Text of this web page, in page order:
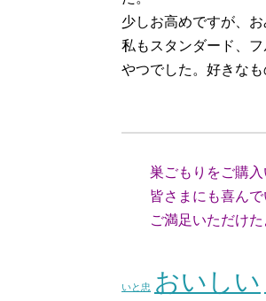
少しお高めですが、
私もスタンダード、
やつでした。好きな
（
巣ごもりをご購入
皆さまにも喜んで
ご満足いただけた
（ス
いと忠 おいしい